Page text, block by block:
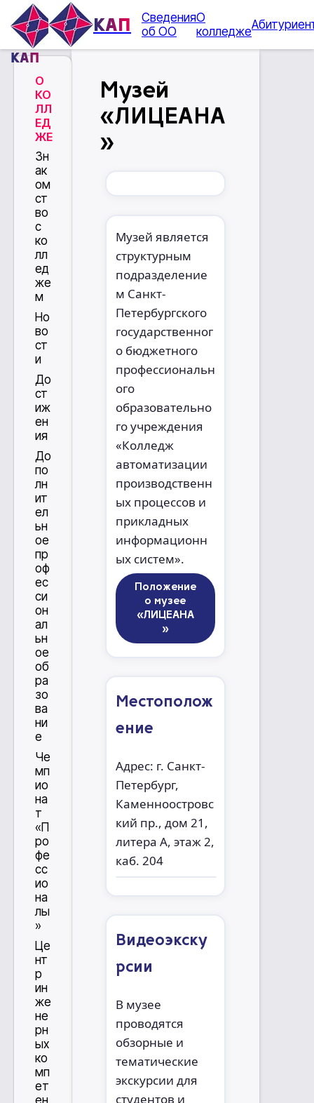
КАП
КАП
Сведения
об ОО
О
колледже
О
КО
ЛЛ
ЕД
ЖЕ
Зн
ак
ом
ст
во
с
ко
лл
ед
же
м
Но
во
ст
и
До
ст
иж
ен
ия
До
по
лн
ит
ел
ьн
ое
пр
оф
ес
си
он
ал
ьн
ое
об
ра
зо
ва
ни
е
Че
мп
ио
на
т
«П
ро
фе
сс
ио
на
лы
»
Це
нт
р
ин
же
не
рн
ых
ко
мп
ет
ен
Музей
«ЛИЦЕАНА
»
Музей является
структурным
подразделение
м Санкт-
Петербургского
государственног
о бюджетного
профессиональн
ого
образовательно
го учреждения
«Колледж
автоматизации
производственн
ых процессов и
прикладных
информационн
ых систем».
Положение
о музее
«ЛИЦЕАНА
»
Местополож
ение
Адрес: г. Санкт-
Петербург,
Каменноостровс
кий пр., дом 21,
литера А, этаж 2,
каб. 204
Видеоэкску
рсии
В музее
проводятся
обзорные и
тематические
экскурсии для
студентов и